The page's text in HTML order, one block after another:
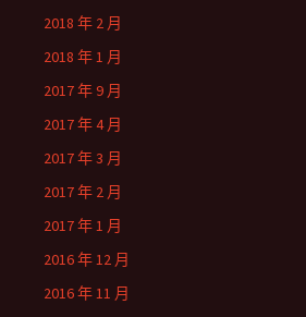
2018 年 2 月
2018 年 1 月
2017 年 9 月
2017 年 4 月
2017 年 3 月
2017 年 2 月
2017 年 1 月
2016 年 12 月
2016 年 11 月